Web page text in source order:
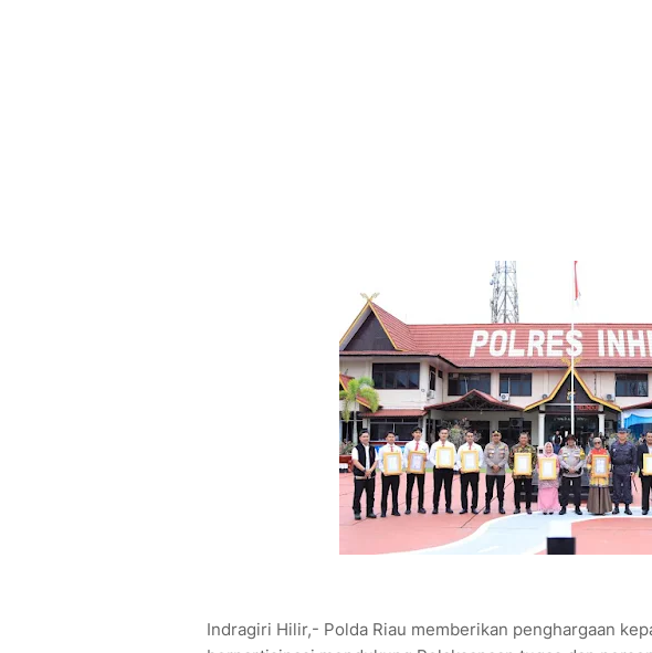
Indragiri Hilir,- Polda Riau memberikan penghargaan